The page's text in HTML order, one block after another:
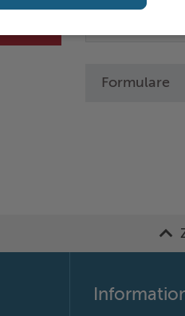
Formulare